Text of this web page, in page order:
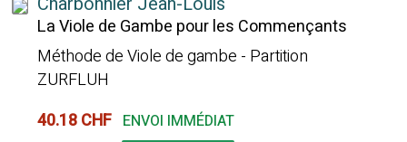
La Viole de Gambe pour les Commençants
Méthode de Viole de gambe - Partition
ZURFLUH
40.18 CHF ENVOI IMMÉDIAT